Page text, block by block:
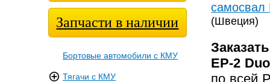
Запчасти в наличии
Бортовые автомобили с КМУ
Тягачи с КМУ
(Швеция)
EP-2
по всей